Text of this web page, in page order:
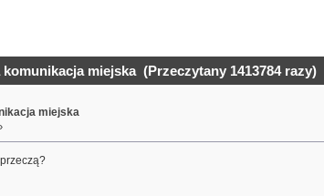
miejska (Przeczytany 1413784 razy)
miejska